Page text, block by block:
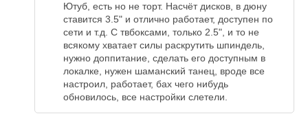
Ютуб, есть но не торт. Насчёт дисков, в дюну
ставится 3.5" и отлично работает, доступен по
сети и т.д. С твбоксами, только 2.5", и то не
всякому хватает силы раскрутить шпиндель,
нужно доппитание, сделать его доступным в
локалке, нужен шаманский танец, вроде все
настроил, работает, бах чего нибудь
обновилось, все настройки слетели.